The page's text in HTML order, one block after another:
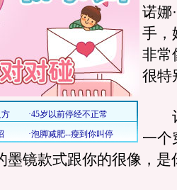
诺娜
手，
非常
很特
记
一个
墨镜款式跟你的很像，是